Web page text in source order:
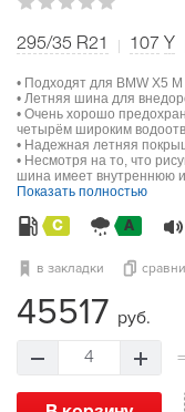
295/35 R21 107 Y
• Подходят для BMW X5
• Летняя шина для
• Очень хорошо
четырём широким
• Надежная летняя
• Несмотря на то, что
шина имеет внутреннюю
Показать полностью
C A
в закладки
45517 руб.
4